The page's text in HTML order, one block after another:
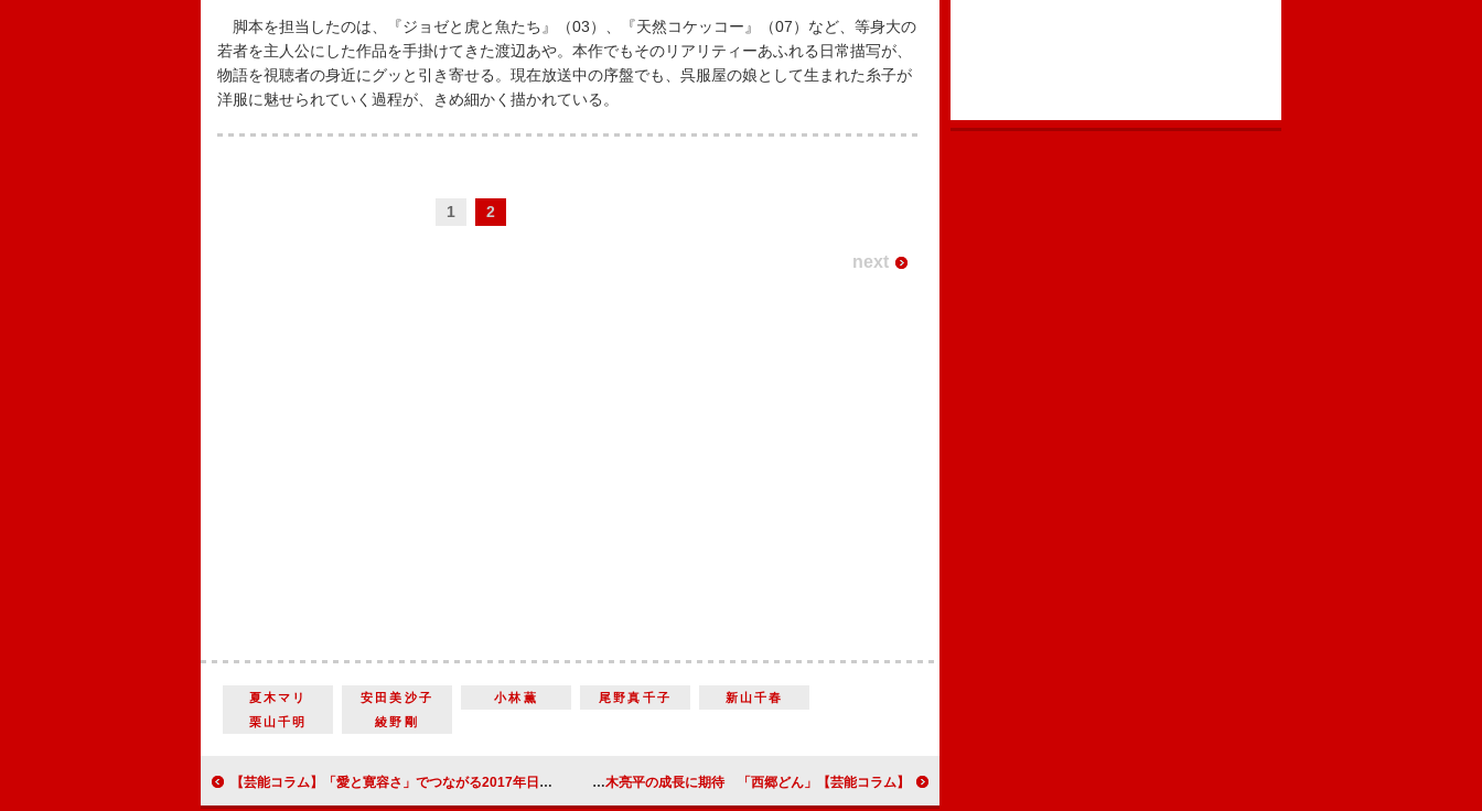
脚本を担当したのは、『ジョゼと虎と魚たち』（03）、『天然コケッコー』（07）など、等身大の
若者を主人公にした作品を手掛けてきた渡辺あや。本作でもそのリアリティーあふれる日常描写が、
物語を視聴者の身近にグッと引き寄せる。現在放送中の序盤でも、呉服屋の娘として生まれた糸子が
洋服に魅せられていく過程が、きめ細かく描かれている。
1 2
next
夏木マリ 安田美沙子 小林薫 尾野真千子
新山千春
栗山千明
綾野剛
【芸能コラム】「愛と寛容さ」でつながる2017年日米の代表作『シェイプ・オブ・ウォーター』と「おんな城主 直虎」 【芸能コラム】いよいよ本領発揮！主君・島津斉彬を失った西郷吉之助＝鈴木亮平の成長に期待 「西郷どん」